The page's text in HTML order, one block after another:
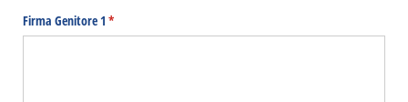
Firma Genitore 1 *
(richiesto)